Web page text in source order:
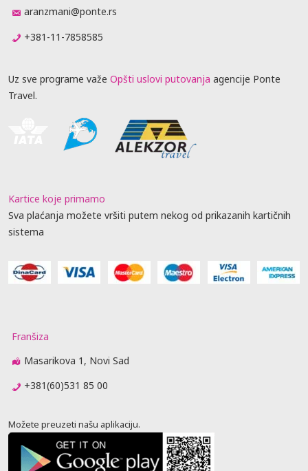
aranzmani@ponte.rs
+381-11-7858585
Uz sve programe važe Opšti uslovi putovanja agencije Ponte
Travel.
Kartice koje primamo
Sva plaćanja možete vršiti putem nekog od prikazanih kartičnih
sistema
Franšiza
Masarikova 1, Novi Sad
+381(60)531 85 00
Možete preuzeti našu aplikaciju.